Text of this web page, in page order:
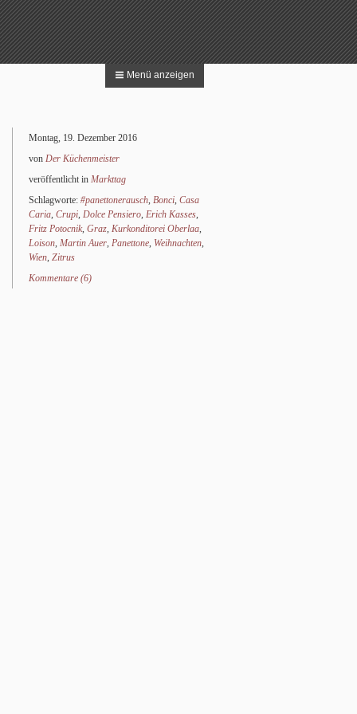
Menü anzeigen
Montag, 19. Dezember 2016
von Der Küchenmeister
veröffentlicht in Markttag
Schlagworte: #panettonerausch, Bonci, Casa
Caria, Crupi, Dolce Pensiero, Erich Kasses,
Fritz Potocnik, Graz, Kurkonditorei Oberlaa,
Loison, Martin Auer, Panettone, Weihnachten,
Wien, Zitrus
Kommentare (6)